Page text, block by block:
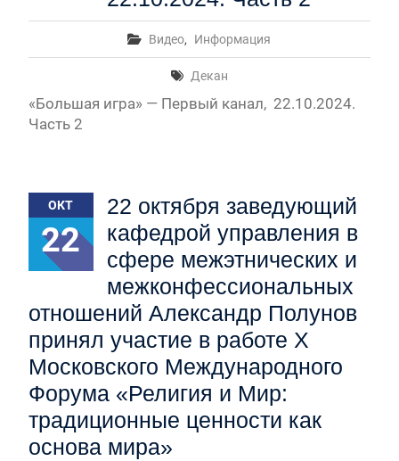
Видео, Информация
Декан
«Большая игра» — Первый канал, 22.10.2024.
Часть 2
ОКТ
22
22 октября заведующий
кафедрой управления в
сфере межэтнических и
межконфессиональных
отношений Александр Полунов
принял участие в работе Х
Московского Международного
Форума «Религия и Мир:
традиционные ценности как
основа мира»